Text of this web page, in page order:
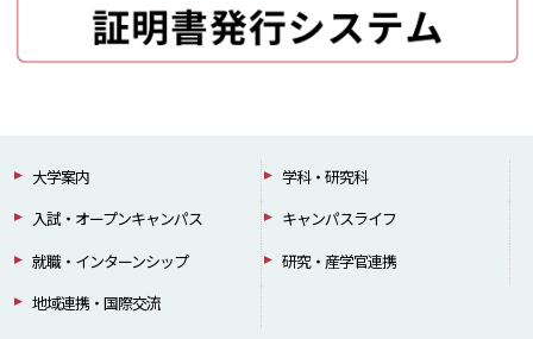
大学案内
学科・研究科
入試・オープンキャンパス
キャンパスライフ
就職・インターンシップ
研究・産学官連携
地域連携・国際交流